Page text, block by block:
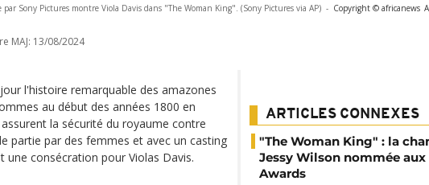
par Sony Pictures montre Viola Davis dans "The Woman King". (Sony Pictures via AP) - Copyright © africanews
MAJ: 13/08/2024
l'histoire remarquable des amazones
au début des années 1800 en
la sécurité du royaume contre
partie par des femmes et avec un casting
consécration pour Violas Davis.
ARTICLES CONNEXES
"The Woman King" : la
Jessy Wilson nommée
Awards